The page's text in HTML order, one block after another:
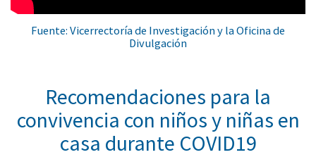
Fuente: Vicerrectoría de Investigación y la Oficina de
Divulgación
Recomendaciones para la
convivencia con niños y niñas en
casa durante COVID19